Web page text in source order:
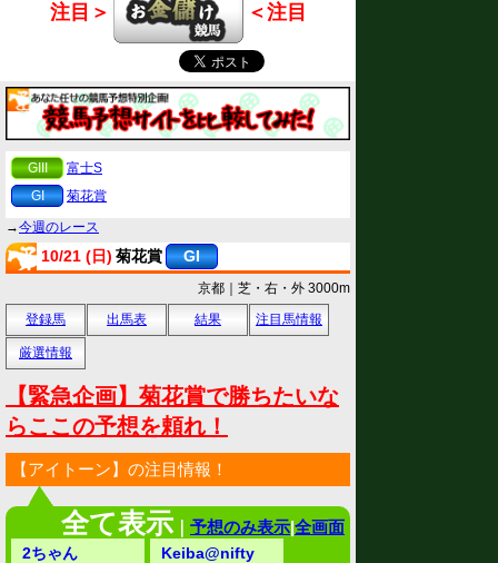
注目＞ ＜注目
GIII
富士S
GI
菊花賞
→今週のレース
10/21 (日) 菊花賞 GI
京都｜芝・右・外 3000m
登録馬
出馬表 結果 注目馬情報
厳選情報
【緊急企画】菊花賞で勝ちたいな
らここの予想を頼れ！
【アイトーン】の注目情報！
全て表示 ｜ 予想のみ表示|全画面
2ちゃん
Keiba@nifty